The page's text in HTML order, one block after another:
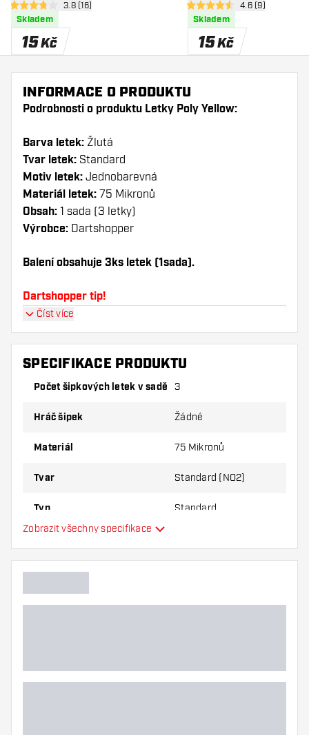
otevřít panel recenzí
3.8 hodnoticí hvězdičky
3.8 (16)
Skladem
15Kč
otevřít panel
4.6 hodnoticí hvězdičky
4.6 (9)
Skladem
15Kč
INFORMACE O PRODUKTU
Podrobnosti o produktu Letky Poly Yellow:
Barva letek: Žlutá
Tvar letek: Standard
Motiv letek: Jednobarevná
Materiál letek: 75 Mikronů
Obsah: 1 sada (3 letky)
Výrobce: Dartshopper
Balení obsahuje 3ks letek (1sada).
Dartshopper tip!
násadky. Ty se mohou používáním poškodit
nebo zlomit.
letky, abyste zjistili, která varianta vám
Číst více
SPECIFIKACE PRODUKTU
Počet šipkových letek v sadě 3
Hráč šipek Žádné
Materiál 75 Mikronů
Tvar Standard (NO2)
Typ Standard
Hlavní barva
Zobrazit všechny specifikace